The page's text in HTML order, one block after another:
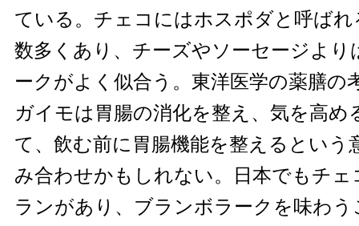
ている。チェコにはホスポダと呼ば
数多くあり、チーズやソーセージより
ークがよく似合う。東洋医学の薬膳の
ガイモは胃腸の消化を整え、気を高め
て、飲む前に胃腸機能を整えるという
み合わせかもしれない。日本でもチェ
ランがあり、ブランボラークを味わう